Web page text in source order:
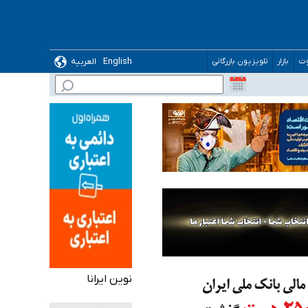
بازار تلویزیون بازرگانی English
العربیه
نوین ایرانا